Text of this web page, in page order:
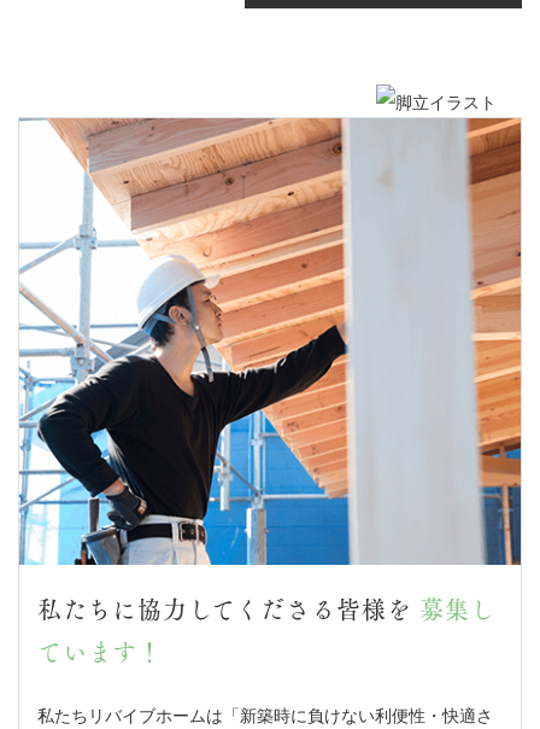
私たちに協力してくださる皆様を 募集し
ています！
私たちリバイブホームは「新築時に負けない利便性・快適さ